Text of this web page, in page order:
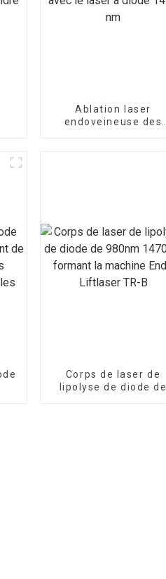
Ablation laser
endoveineuse des
Corps de laser de
lipolyse de diode de